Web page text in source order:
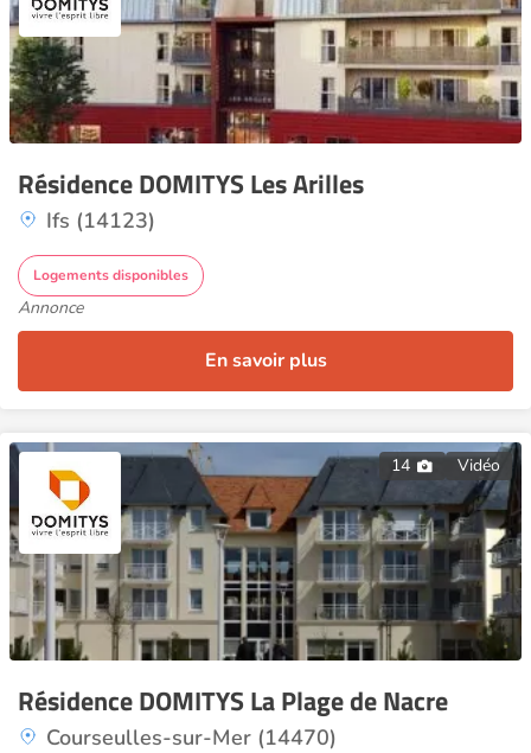
Résidence DOMITYS Les Arilles
Ifs (14123)
Logements disponibles
Annonce
En savoir plus
14 Vidéo
Résidence DOMITYS La Plage de Nacre
Courseulles-sur-Mer (14470)